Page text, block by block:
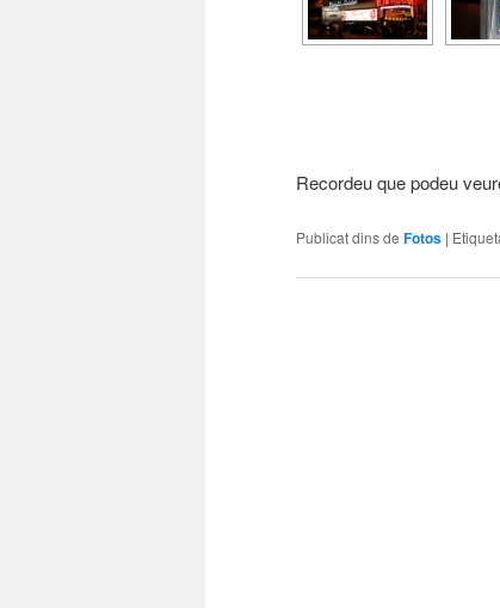
Recordeu que podeu
Publicat dins de Fotos |